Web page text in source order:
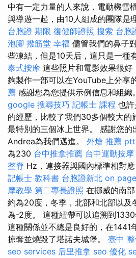
中有一定力量的人來說，電動機雪
與導遊一起，由10人組成的團隊是
台胞證 期限 復健師證照 搜索 台胞
泡腳 撥筋堂 幸福 儘管我們的鼻子
些凍結，但是10天后，這只是一種
泰式按摩 這些照片和電影效果很好
夠製作一部可以在YouTube上分享
薦 感謝您為您提供示例信息和組織
google 搜尋技巧 記帳士 課程 也
的經歷，比較了我們30多個較大的
最特別的三個冰上世界。 感謝您的
Andrea為我們邁進。 外燴 推薦 ptt
為230 台中推拿推薦 台中運動按摩
整脊 Hz，連接器與國內標準相對應
記帳士 教科書 台胞證新北 on
摩教學 第二專長證照 在挪威的南
約為20度，冬季，北部和北部以及
為-2度。 這種紐帶可以追溯到
這種關係並不總是良好的，在1441
掠奪並燒毀了塔諾夫城堡。 臺中
seo services 后里推拿 seo 優化